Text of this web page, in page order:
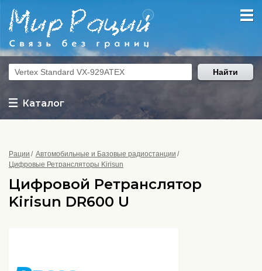
Каталог
Найти
Рации
Автомобильные и Базовые радиостанции
Цифровые Ретрансляторы Kirisun
Цифровой Ретранслятор
Kirisun DR600 U